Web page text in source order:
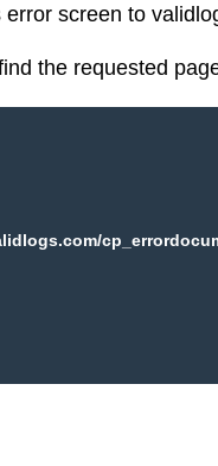
screen to
the requested